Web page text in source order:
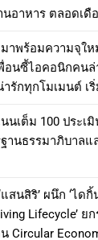
นอาหาร ตลอดเดื
มาพร้อมความจุให
อนซี้ไอคอนิกคนล่
รักทุกโมเมนต์ เ
นเต็ม 100 ประเ
านธรรมาภิบาลแ
สนสิริ’ ผนึก ‘ไดกิ้
Lifecycle’
Circular